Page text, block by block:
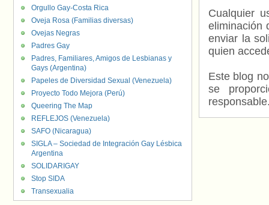
Cualquier
eliminación
enviar la
quien
Este blog
se
Orgullo Gay-Costa Rica
Oveja Rosa (Familias diversas)
Ovejas Negras
Padres Gay
Padres, Familiares, Amigos de Lesbianas y
Gays (Argentina)
Papeles de Diversidad Sexual (Venezuela)
Proyecto Todo Mejora (Perú)
Queering The Map
REFLEJOS (Venezuela)
SAFO (Nicaragua)
SIGLA – Sociedad de Integración Gay Lésbica
Argentina
SOLIDARIGAY
Stop SIDA
Transexualia